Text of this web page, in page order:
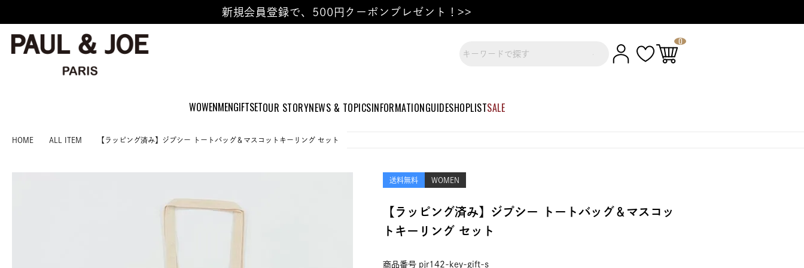
0
WOWENMENGIFTSETOUR STORYNEWS & TOPICSINFORMATIONGUIDESHOPLISTSALE
新規会員登録で、500円クーポンプレゼント！>>
HOME ALL ITEM 【ラッピング済み】ジプシー トートバッグ＆マスコットキーリング セット
送料無料 WOMEN
【ラッピング済み】ジプシー トートバッグ＆マスコッ
トキーリング セット
商品番号 pjr142-key-gift-s